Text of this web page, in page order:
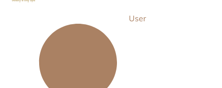
User